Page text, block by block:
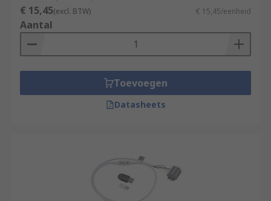
€ 15,45(excl. BTW) € 15,45/eenheid
Aantal
Toevoegen
Datasheets